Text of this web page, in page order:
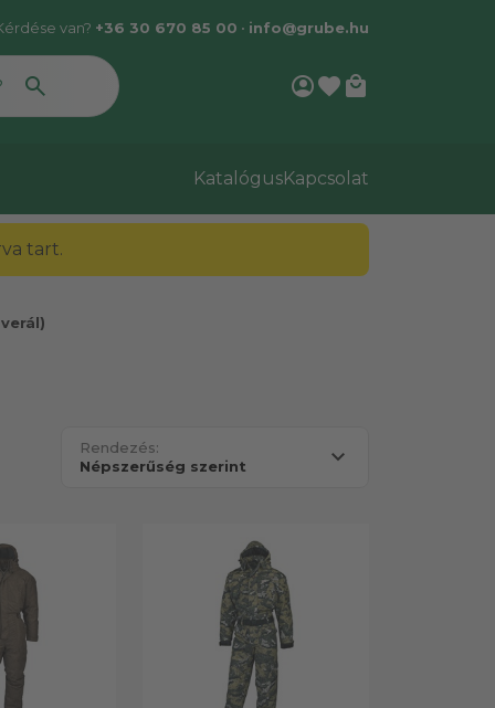
van? +36 30 670 85 00 • info@grube.hu
account_circlefavorite local_mall
KatalógusKapcsolat
tart.
Rendezés: